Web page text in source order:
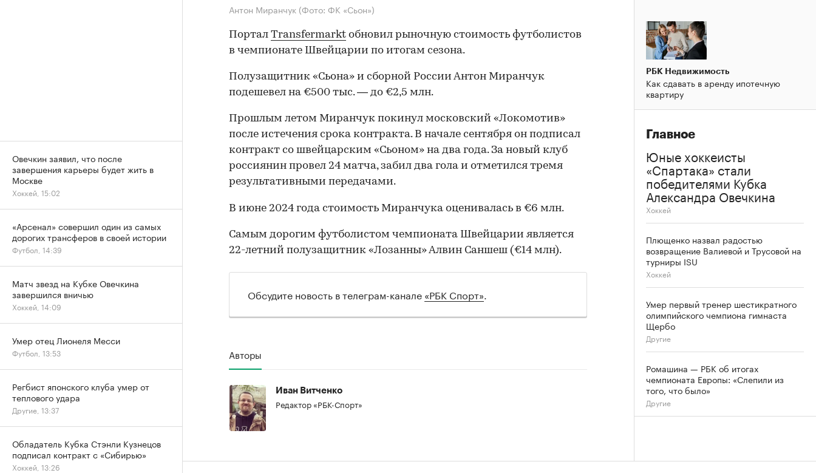
Антон Миранчук (Фото: ФК «Сьон»)
Портал Transfermarkt обновил рыночную стоимость футболистов
в чемпионате Швейцарии по итогам сезона.
Полузащитник «Сьона» и сборной России Антон Миранчук
подешевел на €500 тыс. — до €2,5 млн.
Прошлым летом Миранчук покинул московский «Локомотив»
после истечения срока контракта. В начале сентября он подписал
контракт со швейцарским «Сьоном» на два года. За новый клуб
россиянин провел 24 матча, забил два гола и отметился тремя
результативными передачами.
00:00 / 00:00
В июне 2024 года стоимость Миранчука оценивалась в €6 млн.
Самым дорогим футболистом чемпионата Швейцарии является
22-летний полузащитник «Лозанны» Алвин Саншеш (€14 млн).
Обсудите новость в телеграм-канале «РБК Спорт».
Авторы
Иван Витченко
Редактор «РБК-Спорт»
РБК Недвижимость
Как сдавать в аренду ипотечную
квартиру
Главное
Юные хоккеисты
«Спартака» стали
победителями Кубка
Александра Овечкина
Хоккей
Плющенко назвал радостью
возвращение Валиевой и Трусовой на
турниры ISU
Хоккей
Умер первый тренер шестикратного
олимпийского чемпиона гимнаста
Щербо
Другие
Ромашина — РБК об итогах
чемпионата Европы: «Слепили из
того, что было»
Другие
Овечкин заявил, что после
завершения карьеры будет жить в
Москве
Хоккей, 15:02
«Арсенал» совершил один из самых
дорогих трансферов в своей истории
Футбол, 14:39
Матч звезд на Кубке Овечкина
завершился вничью
Хоккей, 14:09
Умер отец Лионеля Месси
Футбол, 13:53
Регбист японского клуба умер от
теплового удара
Другие, 13:37
Обладатель Кубка Стэнли Кузнецов
подписал контракт с «Сибирью»
Хоккей, 13:26